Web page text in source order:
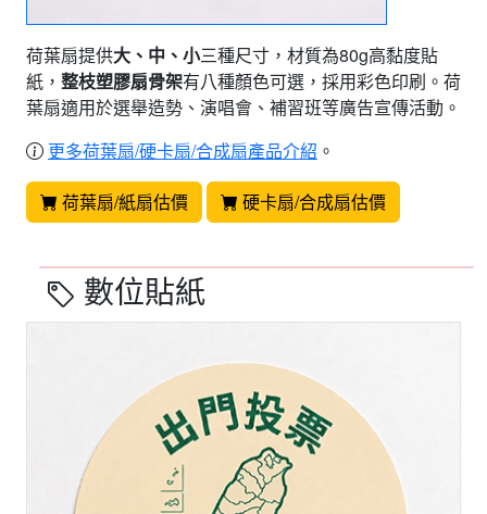
荷葉扇提供大、中、小三種尺寸，材質為80g高黏度貼
紙， 整枝塑膠扇骨架有八種顏色可選，採用彩色印刷。荷
葉扇適用於選舉造勢、演唱會、補習班等廣告宣傳活動。
更多荷葉扇/硬卡扇/合成扇產品介紹 。
荷葉扇/紙扇估價 硬卡扇/合成扇估價
數位貼紙